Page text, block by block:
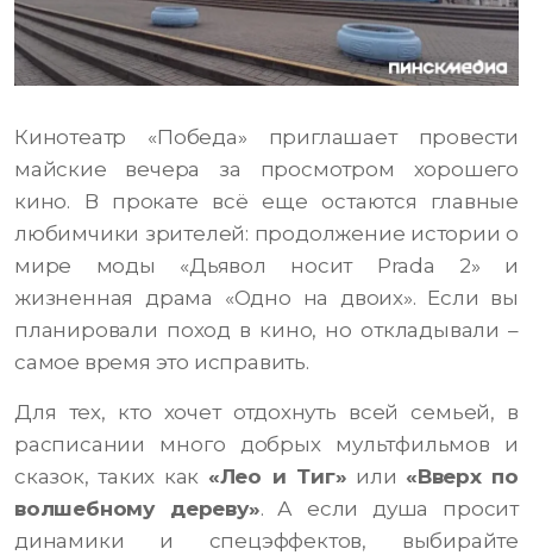
Кинотеатр «Победа» приглашает провести
майские вечера за просмотром хорошего
кино. В прокате всё еще остаются главные
любимчики зрителей: продолжение истории о
мире моды «Дьявол носит Prada 2» и
жизненная драма «Одно на двоих». Если вы
планировали поход в кино, но откладывали –
самое время это исправить.
Для тех, кто хочет отдохнуть всей семьей, в
расписании много добрых мультфильмов и
сказок, таких как «Лео и Тиг» или «Вверх по
волшебному дереву». А если душа просит
динамики и спецэффектов, выбирайте